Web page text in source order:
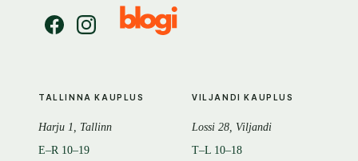
TALLINNA KAUPLUS
Harju 1, Tallinn
E–R 10–19
VILJANDI KAUPLUS
Lossi 28, Viljandi
T–L 10–18